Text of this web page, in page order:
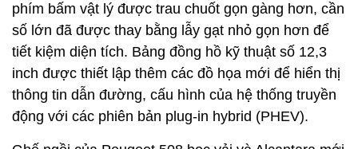
phím bấm vật lý được trau chuốt gọn gàng hơn, cần
số lớn đã được thay bằng lẫy gạt nhỏ gọn hơn để
tiết kiệm diện tích. Bảng đồng hồ kỹ thuật số 12,3
inch được thiết lập thêm các đồ họa mới để hiển thị
thông tin dẫn đường, cấu hình của hệ thống truyền
động với các phiên bản plug-in hybrid (PHEV).